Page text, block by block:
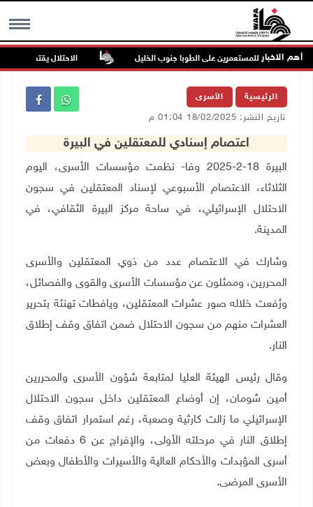
MENU أهم الاخبار
في هجوم للمستعمرين على الطوبا جنوب الخليل الاحتلال يقتحم عورتا
الرئيسية الأسرى
تاريخ النشر: 18/02/2025 01:04 م
اعتصام إسنادي للمعتقلين في البيرة
البيرة 18-2-2025 وفا- نظمت مؤسسات الأسرى، اليوم
الثلاثاء، الاعتصام الأسبوعي لإسناد المعتقلين في سجون
الاحتلال الإسرائيلي، في ساحة مركز البيرة الثقافي، في
المدينة.
وشارك في الاعتصام عدد من ذوي المعتقلين والأسرى
المحررين، وممثلون عن مؤسسات الأسرى والقوى والفصائل،
ورُفعت خلاله صور عشرات المعتقلين، ويافطات تهنئة بتحرير
العشرات منهم من سجون الاحتلال ضمن اتفاق وقف إطلاق
النار.
وقال رئيس الهيئة العليا لمتابعة شؤون الأسرى والمحررين
أمين شومان، إن أوضاع المعتقلين داخل سجون الاحتلال
الإسرائيلي ما زالت كارثية وصعبة، رغم استمرار اتفاق وقف
إطلاق النار في مرحلته الأولى، والإفراج عن 6 دفعات من
أسرى المؤبدات والأحكام العالية والأسيرات والأطفال وبعض
الأسرى المرضى.